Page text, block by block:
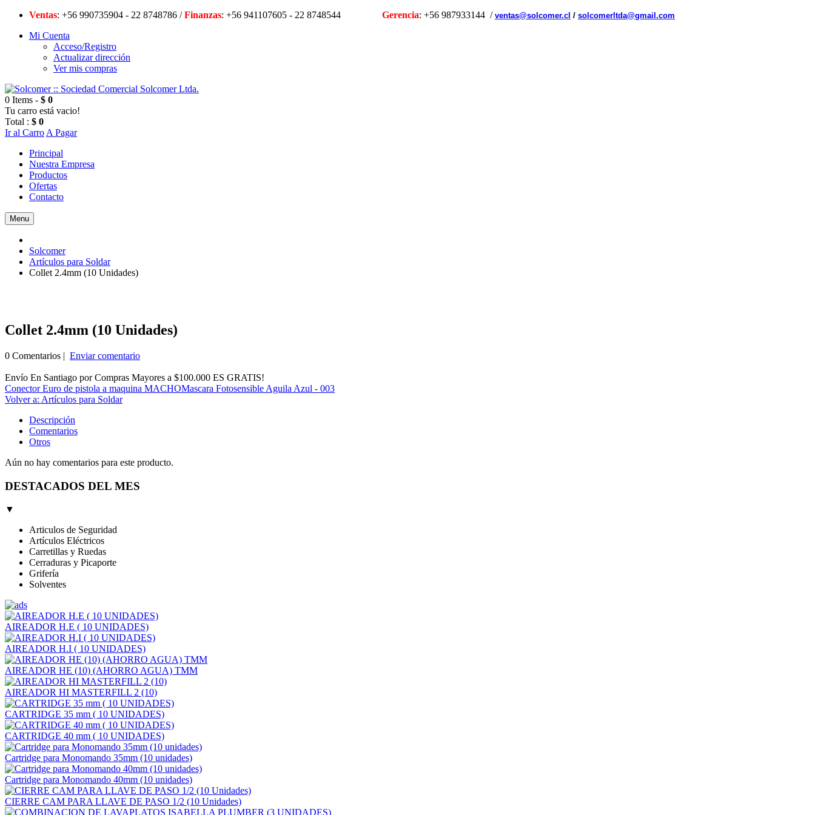
Ventas: +56 990735904 - 22 8748786 /Finanzas: +56 941107605 - 22 8748544 Gerencia: +56 987933144 / ventas@solcomer.cl / solcomerltda@gmail.com
Mi Cuenta
Acceso/Registro
Actualizar dirección
Ver mis compras
0 Items - $ 0
Tu carro está vacio!
Total : $ 0
Ir al Carro A Pagar
Principal
Nuestra Empresa
Productos
Ofertas
Contacto
Menu
Solcomer
Artículos para Soldar
Collet 2.4mm (10 Unidades)
Collet 2.4mm (10 Unidades)
0 Comentarios | Enviar comentario
Envío En Santiago por Compras Mayores a $100.000 ES GRATIS!
Conector Euro de pistola a maquina MACHOMascara Fotosensible Aguila Azul - 003
Volver a: Artículos para Soldar
Descripción
Comentarios
Otros
Aún no hay comentarios para este producto.
DESTACADOS DEL MES
▼
Articulos de Seguridad
Artículos Eléctricos
Carretillas y Ruedas
Cerraduras y Picaporte
Grifería
Solventes
AIREADOR H.E ( 10 UNIDADES)
AIREADOR H.I ( 10 UNIDADES)
AIREADOR HE (10) (AHORRO AGUA) TMM
AIREADOR HI MASTERFILL 2 (10)
CARTRIDGE 35 mm ( 10 UNIDADES)
CARTRIDGE 40 mm ( 10 UNIDADES)
Cartridge para Monomando 35mm (10 unidades)
Cartridge para Monomando 40mm (10 unidades)
CIERRE CAM PARA LLAVE DE PASO 1/2 (10 Unidades)